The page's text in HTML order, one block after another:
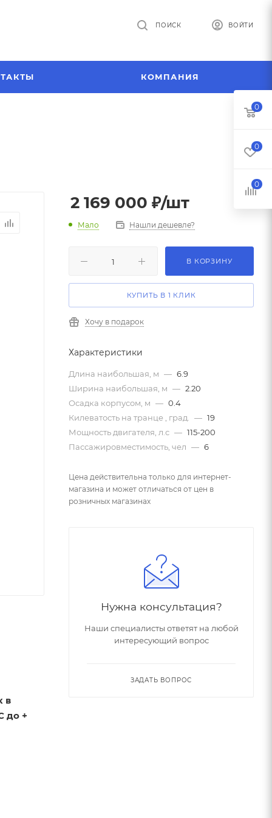
ВОЙТИ
ПОИСК
КОМПАНИЯ
в
до +
2 169 000 ₽/шт
Мало Нашли дешевле?
В КОРЗИНУ
КУПИТЬ В 1 КЛИК
Хочу в подарок
Характеристики
Длина наибольшая, м — 6.9
Ширина наибольшая, м — 2.20
Осадка корпусом, м — 0.4
Килеватость на транце , град.
— 19
Мощность двигателя, л.с — 115-200
Пассажировместимость, чел — 6
Цена действительна только для интернет-
магазина и может отличаться от цен в
розничных магазинах
Нужна консультация?
Наши специалисты ответят на любой
интересующий вопрос
ЗАДАТЬ ВОПРОС
0
0
0